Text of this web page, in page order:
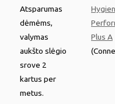
Atsparumas
dėmėms,
valymas
aukšto slėgio
srove 2
kartus per
metus.
Plus A